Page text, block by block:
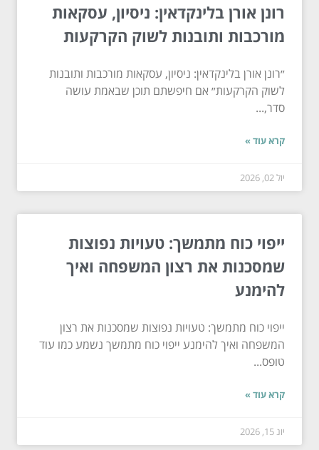
רונן אורן בלינקדאין: ניסיון, עסקאות
מורכבות ותובנות לשוק הקרקעות
״רונן אורן בלינקדאין: ניסיון, עסקאות מורכבות ותובנות
לשוק הקרקעות״ אם חיפשתם תוכן שבאמת עושה
סדר,...
קרא עוד »
יול 02, 2026
ייפוי כוח מתמשך: טעויות נפוצות
שמסכנות את רצון המשפחה ואיך
להימנע
ייפוי כוח מתמשך: טעויות נפוצות שמסכנות את רצון
המשפחה ואיך להימנע ייפוי כוח מתמשך נשמע כמו עוד
טופס...
קרא עוד »
יונ 15, 2026